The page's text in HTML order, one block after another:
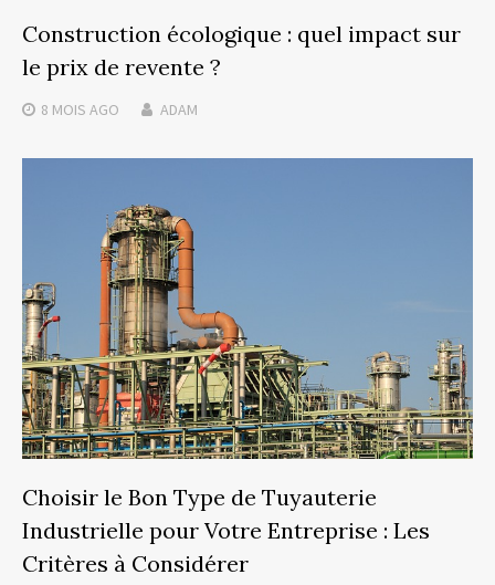
Construction écologique : quel impact sur
le prix de revente ?
8 MOIS AGO ADAM
Choisir le Bon Type de Tuyauterie
Industrielle pour Votre Entreprise : Les
Critères à Considérer